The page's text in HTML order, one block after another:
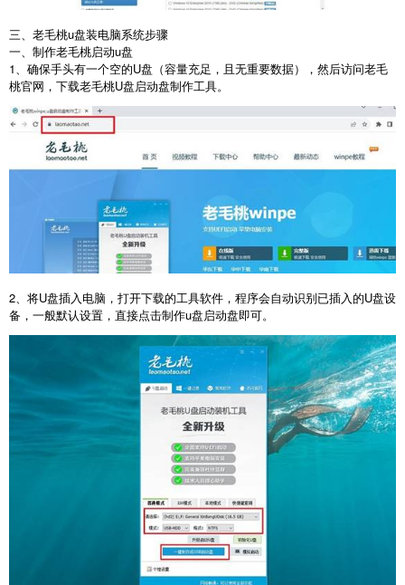
三、老毛桃u盘装电脑系统步骤
一、制作老毛桃启动u盘
1、确保手头有一个空的U盘（容量充足，且无重要数据），然后访问老毛
桃官网，下载老毛桃U盘启动盘制作工具。
2、将U盘插入电脑，打开下载的工具软件，程序会自动识别已插入的U盘设
备，一般默认设置，直接点击制作u盘启动盘即可。